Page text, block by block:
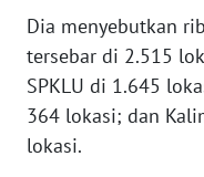
Dia menyebutkan
tersebar di 2.515
SPKLU di 1.645
364 lokasi; dan
lokasi.
WN
JABAR
WN
BANTEN